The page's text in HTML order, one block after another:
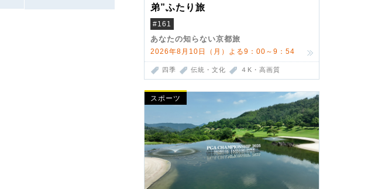
弟”ふたり旅
#161
あなたの知らない京都旅
2026年8月10日（月）よる9：00～9：54
四季 伝統・文化 ４K・高画質
スポーツ